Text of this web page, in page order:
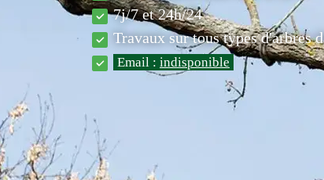
7j/7 et 24h/24
Travaux sur tous types d'arbres
Email : indisponible